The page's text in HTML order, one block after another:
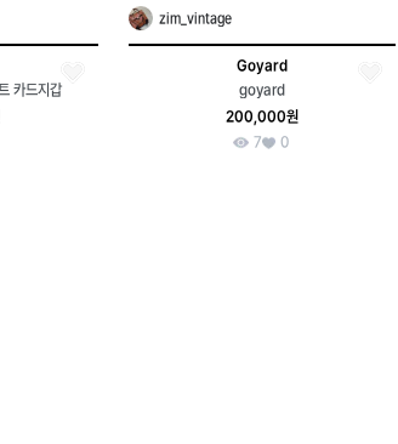
카드지갑
zim_vintage
Goyard
goyard
200,000원
7
0